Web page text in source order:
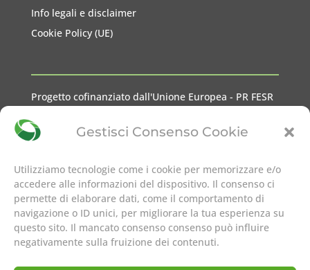
Gestisci Consenso Cookie
Utilizziamo tecnologie come i cookie per memorizzare e/o
accedere alle informazioni del dispositivo. Il consenso ci
permette di elaborare dati, come il comportamento di
navigazione o ID unici, per migliorare la tua esperienza su
questo sito. Il mancato consenso consenso può influire
negativamente sulla fruizione dei contenuti.
Info legali e disclaimer
Cookie Policy (UE)
Progetto cofinanziato dall'Unione Europea - PR FESR
seguici su